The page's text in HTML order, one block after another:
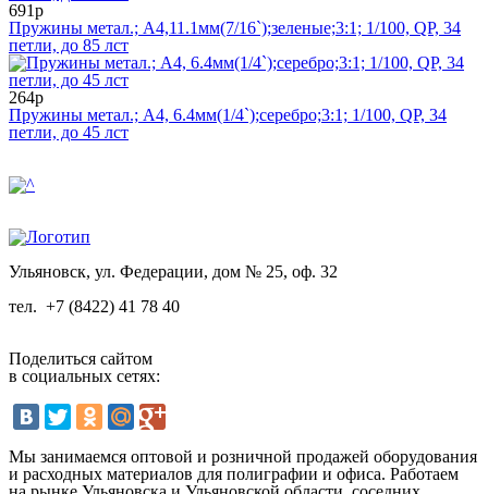
691р
Пружины метал.; А4,11.1мм(7/16`);зеленые;3:1; 1/100, QP, 34
петли, до 85 лст
264р
Пружины метал.; А4, 6.4мм(1/4`);серебро;3:1; 1/100, QP, 34
петли, до 45 лст
Ульяновск, ул. Федерации, дом № 25, оф. 32
тел. +7 (8422) 41 78 40
Поделиться сайтом
в социальных сетях:
Мы занимаемся оптовой и розничной продажей оборудования
и расходных материалов для полиграфии и офиса. Работаем